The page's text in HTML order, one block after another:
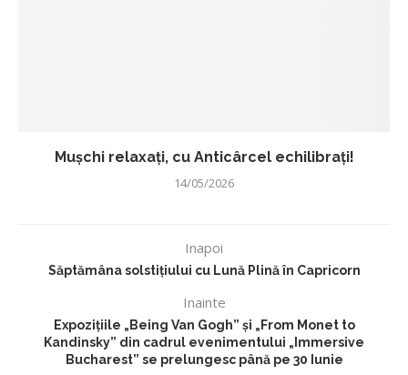
Mușchi relaxați, cu Anticârcel echilibrați!
14/05/2026
Inapoi
Săptămâna solstițiului cu Lună Plină în Capricorn
Inainte
Expoziţiile „Being Van Gogh” și „From Monet to
Kandinsky” din cadrul evenimentului „Immersive
Bucharest” se prelungesc până pe 30 Iunie